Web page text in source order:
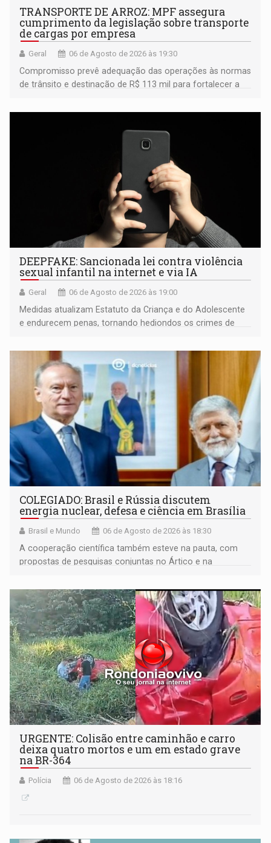
TRANSPORTE DE ARROZ: MPF assegura
cumprimento da legislação sobre transporte
de cargas por empresa
Geral 06 de Agosto de 2026 às 19:30
Compromisso prevê adequação das operações às normas
de trânsito e destinação de R$ 113 mil para fortalecer a
DEEPFAKE: Sancionada lei contra violência
sexual infantil na internet e via IA
Geral 06 de Agosto de 2026 às 19:00
Medidas atualizam Estatuto da Criança e do Adolescente
e endurecem penas, tornando hediondos os crimes de
COLEGIADO: Brasil e Rússia discutem
energia nuclear, defesa e ciência em Brasília
Brasil e Mundo 06 de Agosto de 2026 às 18:30
A cooperação científica também esteve na pauta, com
propostas de pesquisas conjuntas no Ártico e na
URGENTE: Colisão entre caminhão e carro
deixa quatro mortos e um em estado grave
na BR-364
Polícia 06 de Agosto de 2026 às 18:16